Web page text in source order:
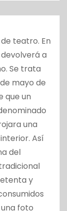
teatro. En
a
Se trata
mayo de
que un
una
Así
del
y
foto